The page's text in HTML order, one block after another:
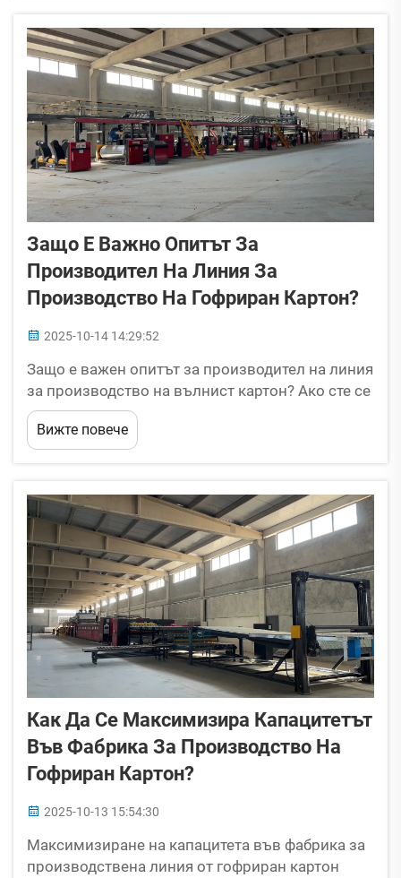
оптимизирането на производството...
Защо Е Важно Опитът За
Производител На Линия За
Производство На Гофриран Картон?
2025-10-14 14:29:52
Защо е важен опитът за производител на линия
за производство на вълнист картон? Ако сте се
опитвали да закупите линия за производство
на вълнист картон, вероятно сте виждали
производители, посочващи колко дълго са на
Вижте повече
Как Да Се Максимизира Капацитетът
Във Фабрика За Производство На
Гофриран Картон?
2025-10-13 15:54:30
Максимизиране на капацитета във фабрика за
производствена линия от гофриран картон